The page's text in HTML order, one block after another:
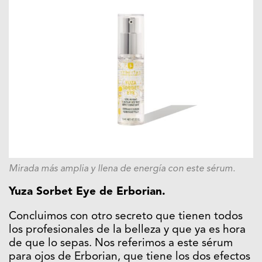
Mirada más amplia y llena de energía con este sérum.
Yuza Sorbet Eye de Erborian.
Concluimos con otro secreto que tienen todos
los profesionales de la belleza y que ya es hora
de que lo sepas. Nos referimos a este sérum
para ojos de Erborian, que tiene los dos efectos